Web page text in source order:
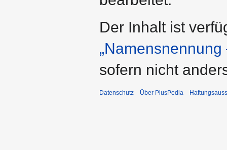
Der Inhalt ist
sofern nicht
Datenschutz Über PlusPedia